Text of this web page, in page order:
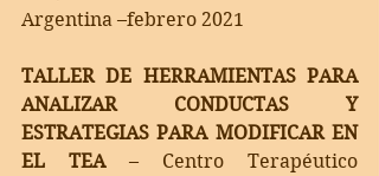
Argentina –febrero 2021
TALLER DE HERRAMIENTAS PARA
ANALIZAR CONDUCTAS Y
ESTRATEGIAS PARA MODIFICAR EN
EL TEA – Centro Terapéutico